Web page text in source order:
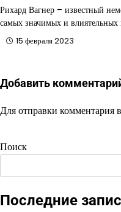
Рихард Вагнер – известный
самых значимых и
15 февраля 2023
Добавить
Для отправки комментария
Поиск
Последние